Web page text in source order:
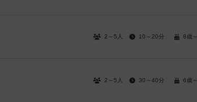
2～5人 10～20分 8歳～
2～5人 30～40分 6歳～